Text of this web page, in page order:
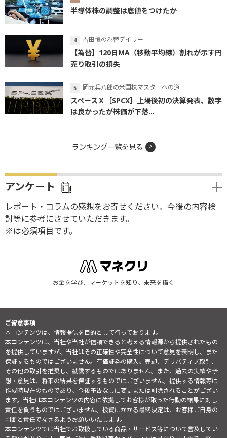
半導体株の調整は底値をつけたか
吉田恒の為替デイリー
【為替】120日MA（移動平均線）割れが示す円
売り取引の損失
岡元兵八郎の米国株マスターへの道
スペースＸ［SPCX］上場後初の決算発表、数字
は良かったが株価が下落...
ランキング一覧を見る
アンケート
レポート・コラムの感想をお寄せください。今後の内容検
討等に参考にさせていただきます。
※は必須項目です。
お金を学び、マーケットを知り、未来を描く
ご留意事項
本コンテンツは、情報提供を目的として行っております。
本コンテンツは、当社や当社が信頼できると考える情報源から提供されたもの
を提供していますが、当社はその正確性や完全性について意見を表明し、また
保証するものではございません。有価証券の購入、売却、デリバティブ取引、
その他の取引を推奨し、勧誘するものではありません。また、過去の実績や予
想・意見は、将来の結果を保証するものではございません。提供する情報等は
作成時現在のものであり、今後予告なしに変更または削除されることがござい
ます。当社は本コンテンツの内容に依拠してお客様が取った行動の結果に対し
責任を負うものではございません。投資にかかる最終決定は、お客様ご自身の
判断と責任でなさるようお願いいたします。
本コンテンツでは当社でお取扱している商品・サービス等について言及してい